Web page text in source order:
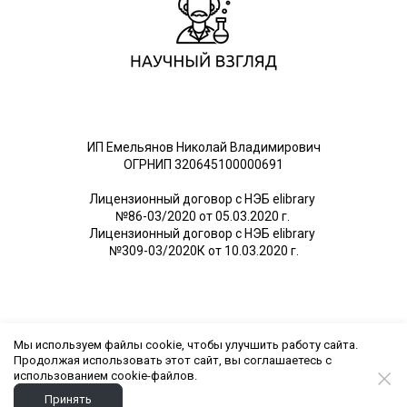
ИП Емельянов Николай Владимирович
ОГРНИП 320645100000691
Лицензионный договор с НЭБ elibrary
№86-03/2020 от 05.03.2020 г.
Лицензионный договор с НЭБ elibrary
№309-03/2020К от 10.03.2020 г.
Пн-Пт: 10:00 - 20:00 мск
E-mail:mcnirnauka@yandex.ru
Мы используем файлы cookie, чтобы улучшить работу сайта.
Продолжая использовать этот сайт, вы соглашаетесь с
использованием cookie-файлов.
Принять